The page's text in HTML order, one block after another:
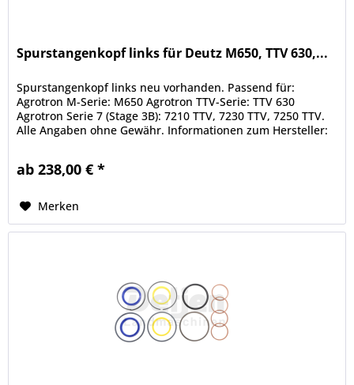
Spurstangenkopf links für Deutz M650, TTV 630,...
Spurstangenkopf links neu vorhanden. Passend für:
Agrotron M-Serie: M650 Agrotron TTV-Serie: TTV 630
Agrotron Serie 7 (Stage 3B): 7210 TTV, 7230 TTV, 7250 TTV.
Alle Angaben ohne Gewähr. Informationen zum Hersteller:
ab 238,00 € *
Merken